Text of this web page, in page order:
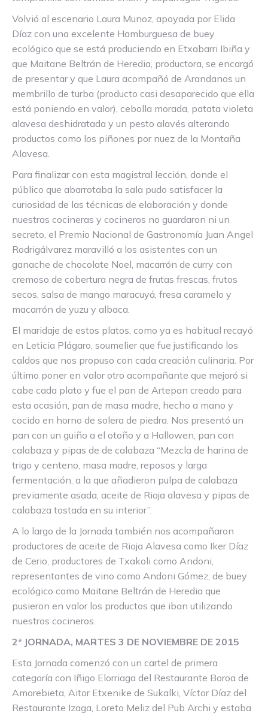
Volvió al escenario Laura Munoz, apoyada por Elida
Díaz con una excelente Hamburguesa de buey
ecológico que se está produciendo en Etxabarri Ibiña y
que Maitane Beltrán de Heredia, productora, se encargó
de presentar y que Laura acompañó de Arandanos un
membrillo de turba (producto casi desaparecido que ella
está poniendo en valor), cebolla morada, patata violeta
alavesa deshidratada y un pesto alavés alterando
productos como los piñones por nuez de la Montaña
Alavesa.
Para finalizar con esta magistral lección, donde el
público que abarrotaba la sala pudo satisfacer la
curiosidad de las técnicas de elaboración y donde
nuestras cocineras y cocineros no guardaron ni un
secreto, el Premio Nacional de Gastronomía Juan Angel
Rodrigálvarez maravilló a los asistentes con un
ganache de chocolate Noel, macarrón de curry con
cremoso de cobertura negra de frutas frescas, frutos
secos, salsa de mango maracuyá, fresa caramelo y
macarrón de yuzu y albaca.
El maridaje de estos platos, como ya es habitual recayó
en Leticia Plágaro, soumelier que fue justificando los
caldos que nos propuso con cada creación culinaria. Por
último poner en valor otro acompañante que mejoró si
cabe cada plato y fue el pan de Artepan creado para
esta ocasión, pan de masa madre, hecho a mano y
cocido en horno de solera de piedra. Nos presentó un
pan con un guiño a el otoño y a Hallowen, pan con
calabaza y pipas de de calabaza “Mezcla de harina de
trigo y centeno, masa madre, reposos y larga
fermentación, a la que añadieron pulpa de calabaza
previamente asada, aceite de Rioja alavesa y pipas de
calabaza tostada en su interior”.
A lo largo de la Jornada también nos acompañaron
productores de aceite de Rioja Alavesa como Iker Díaz
de Cerio, productores de Txakoli como Andoni,
representantes de vino como Andoni Gómez, de buey
ecológico como Maitane Beltrán de Heredia que
pusieron en valor los productos que iban utilizando
nuestros cocineros.
2ª JORNADA, MARTES 3 DE NOVIEMBRE DE 2015
Esta Jornada comenzó con un cartel de primera
categoría con Iñigo Elorriaga del Restaurante Boroa de
Amorebieta, Aitor Etxenike de Sukalki, Víctor Díaz del
Restaurante Izaga, Loreto Meliz del Pub Archi y estaba